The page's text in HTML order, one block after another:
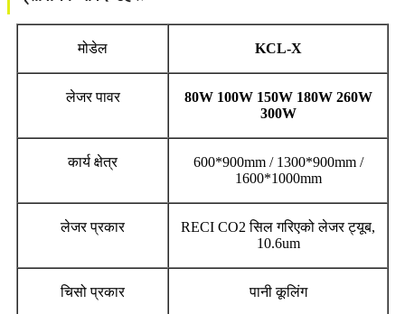
मोडेल KCL-X
लेजर पावर
80W 100W 150W 180W 260W
300W
कार्य क्षेत्र
600*900mm / 1300*900mm /
1600*1000mm
लेजर प्रकार
RECI CO2 सिल गरिएको लेजर ट्यूब,
10.6um
चिसो प्रकार पानी कूलिंग